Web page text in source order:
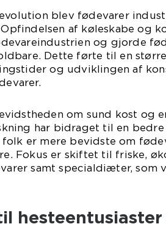
blev fødevarer
af køleskabe og
og gjorde
Dette førte til en
og udviklingen af
om sund kost og
har bidraget til en bedre
er mere bevidste om
Fokus er skiftet til friske,
samt specialdiæter, som